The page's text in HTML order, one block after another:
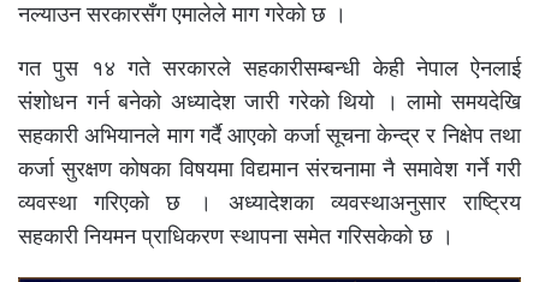
नल्याउन सरकारसँग एमालेले माग गरेको छ ।
गत पुस १४ गते सरकारले सहकारीसम्बन्धी केही नेपाल ऐनलाई
संशोधन गर्न बनेको अध्यादेश जारी गरेको थियो । लामो समयदेखि
सहकारी अभियानले माग गर्दै आएको कर्जा सूचना केन्द्र र निक्षेप तथा
कर्जा सुरक्षण कोषका विषयमा विद्यमान संरचनामा नै समावेश गर्ने गरी
व्यवस्था गरिएको छ । अध्यादेशका व्यवस्थाअनुसार राष्ट्रिय
सहकारी नियमन प्राधिकरण स्थापना समेत गरिसकेको छ ।